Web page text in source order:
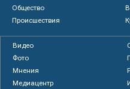
Общество
Происшествия
Видео
Фото
Мнения
Медиацентр